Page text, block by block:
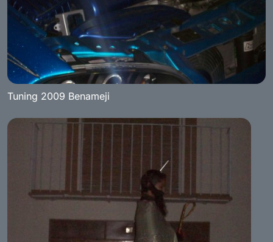
Tuning 2009 Benameji